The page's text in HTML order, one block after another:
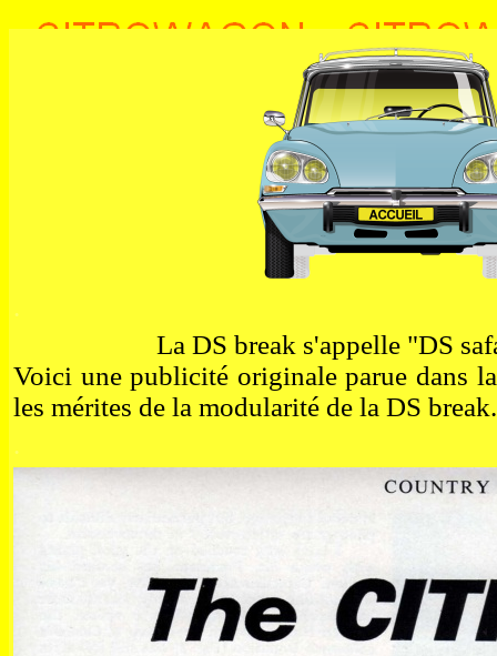
.
La DS break s'appelle "DS
Voici une publicité originale parue dans
les mérites de la modularité de la DS break.
.